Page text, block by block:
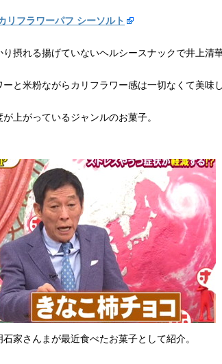
リフラワーパフ シーソルト
摂れる揚げていないヘルシースナックで井上清
と米粉ながらカリフラワー感は一切なくて美味
上がっているジャンルのお菓子。
家さんまが最近食べたお菓子として紹介。